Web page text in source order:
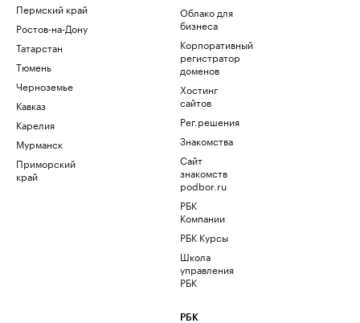
Пермский край
Ростов-на-Дону
Татарстан
Тюмень
Черноземье
Кавказ
Карелия
Мурманск
Приморский
край
Облако для
бизнеса
Корпоративный
регистратор
доменов
Хостинг
сайтов
Рег.решения
Знакомства
Сайт
знакомств
podbor.ru
РБК
Компании
РБК Курсы
Школа
управления
РБК
РБК